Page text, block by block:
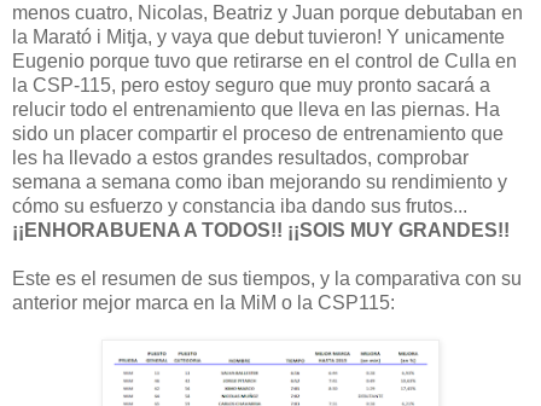
menos cuatro, Nicolas, Beatriz y Juan porque debutaban en
la Marató i Mitja, y vaya que debut tuvieron! Y unicamente
Eugenio porque tuvo que retirarse en el control de Culla en
la CSP-115, pero estoy seguro que muy pronto sacará a
relucir todo el entrenamiento que lleva en las piernas. Ha
sido un placer compartir el proceso de entrenamiento que
les ha llevado a estos grandes resultados, comprobar
semana a semana como iban mejorando su rendimiento y
cómo su esfuerzo y constancia iba dando sus frutos...
¡¡ENHORABUENA A TODOS!! ¡¡SOIS MUY GRANDES!!
Este es el resumen de sus tiempos, y la comparativa con su
anterior mejor marca en la MiM o la CSP115: